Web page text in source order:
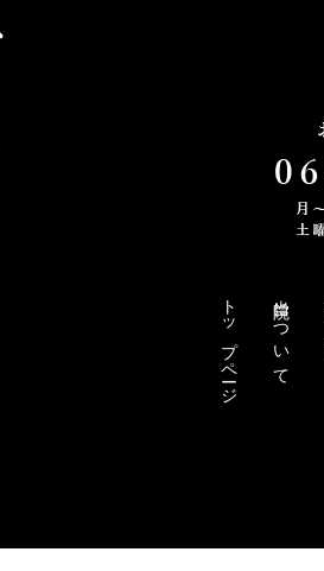
トップページ 当院について